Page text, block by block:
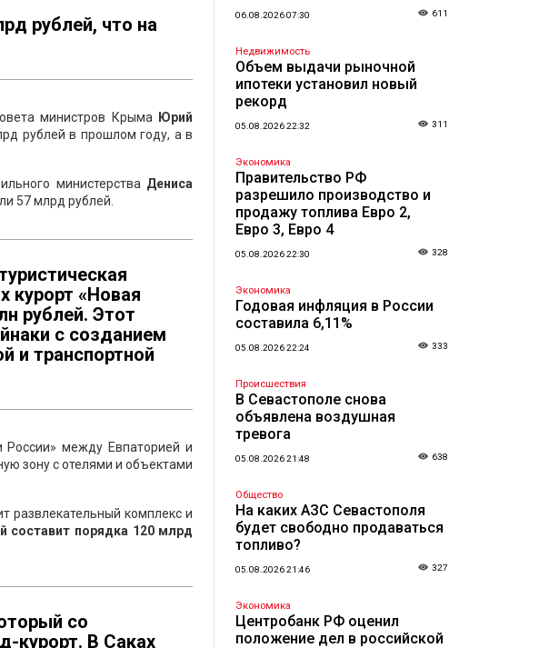
рублей, что на
министров Крыма
Юрий
рублей в прошлом году, а в
министерства Дениса
57 млрд рублей.
курорт «Новая
рублей. Этот
с созданием
и транспортной
России» между Евпаторией и
зону с отелями и объектами
развлекательный комплекс и
составит порядка 120 млрд
со
курорт. В Саках
06.08.2026 07:30 611
Недвижимость
Объем выдачи рыночной
ипотеки установил новый
рекорд
05.08.2026 22:32 311
Экономика
Правительство РФ
разрешило производство и
продажу топлива Евро 2,
Евро 3, Евро 4
05.08.2026 22:30 328
Экономика
Годовая инфляция в России
составила 6,11%
05.08.2026 22:24 333
Происшествия
В Севастополе снова
объявлена воздушная
тревога
05.08.2026 21:48 638
Общество
На каких АЗС Севастополя
будет свободно продаваться
топливо?
05.08.2026 21:46 327
Экономика
Центробанк РФ оценил
положение дел в российской